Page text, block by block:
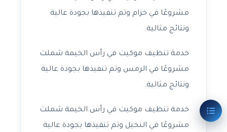
مشروعًا في خزام وتم تنفيذها بجودة عالية
ونتائج مثالية.
خدمة تنظيف موكيت في رأس الخيمة شملت
مشروعًا في الرمس وتم تنفيذها بجودة عالية
ونتائج مثالية.
خدمة تنظيف موكيت في رأس الخيمة شملت
مشروعًا في النخيل وتم تنفيذها بجودة عالية